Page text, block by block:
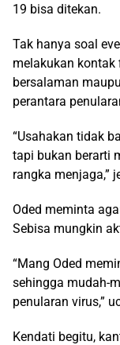
19 bisa ditekan.
Tak hanya soal
melakukan kontak
bersalaman
perantara
“Usahakan tidak
tapi bukan berarti
rangka menjaga,”
Oded meminta
Sebisa mungkin
“Mang Oded
sehingga mudah-
penularan virus,”
Kendati begitu,